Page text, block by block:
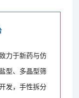
力于新药与仿
型、多晶型筛
发，手性拆分